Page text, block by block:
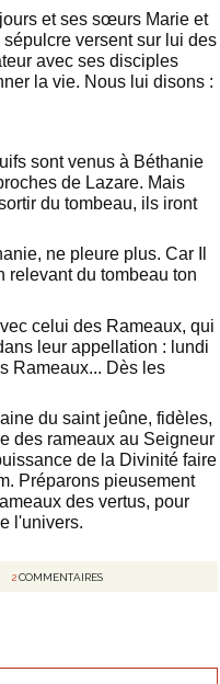
et ses sœurs Marie et
versent sur lui des
avec ses disciples
la vie. Nous lui disons :
sont venus à Béthanie
de Lazare. Mais
du tombeau, ils iront
ne pleure plus. Car Il
relevant du tombeau ton
celui des Rameaux, qui
leur appellation : lundi
Rameaux... Dès les
du saint jeûne, fidèles,
des rameaux au Seigneur
de la Divinité faire
Préparons pieusement
des vertus, pour
l'univers.
2COMMENTAIRES